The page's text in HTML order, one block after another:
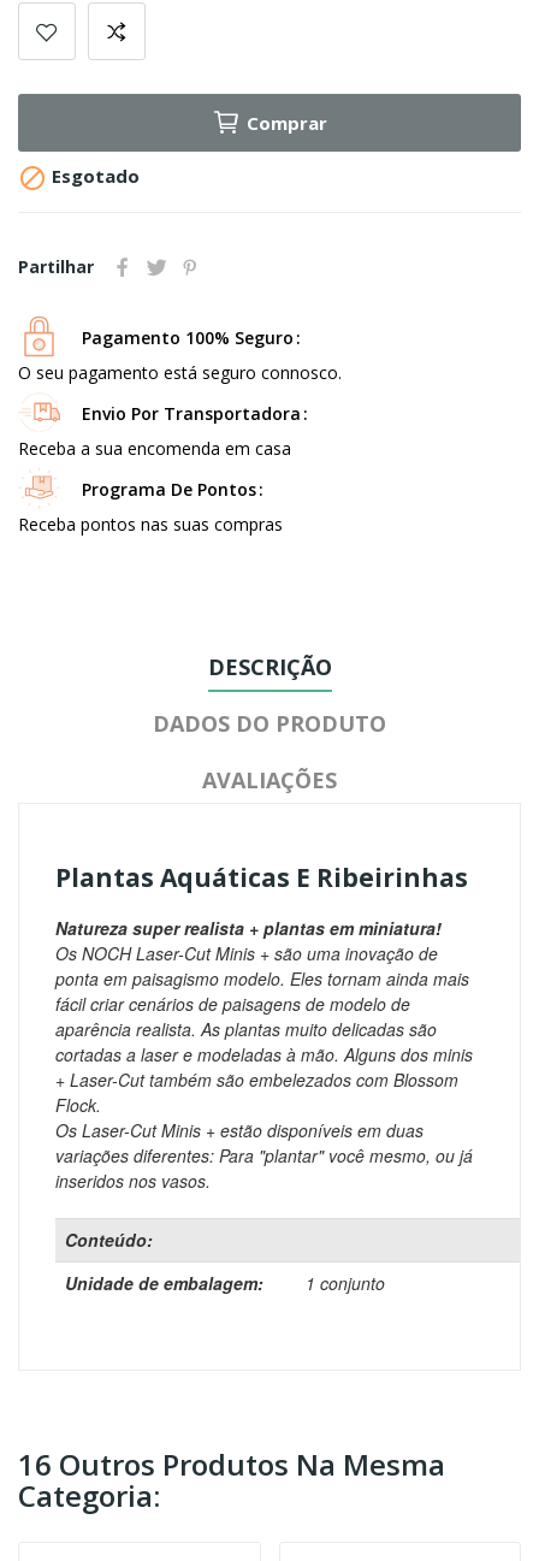
Comprar
 Esgotado
Partilhar
Pagamento 100% Seguro
O seu pagamento está seguro connosco.
Envio Por Transportadora
Receba a sua encomenda em casa
Programa De Pontos
Receba pontos nas suas compras
DESCRIÇÃO
DADOS DO PRODUTO
AVALIAÇÕES
Plantas Aquáticas E Ribeirinhas
Natureza super realista + plantas em miniatura!
Os NOCH Laser-Cut Minis + são uma inovação de
ponta em paisagismo modelo. Eles tornam ainda mais
fácil criar cenários de paisagens de modelo de
aparência realista. As plantas muito delicadas são
cortadas a laser e modeladas à mão. Alguns dos minis
+ Laser-Cut também são embelezados com Blossom
Flock.
Os Laser-Cut Minis + estão disponíveis em duas
variações diferentes: Para "plantar" você mesmo, ou já
inseridos nos vasos.
Conteúdo:
Unidade de embalagem:
1 conjunto
16 Outros Produtos Na Mesma
Categoria: